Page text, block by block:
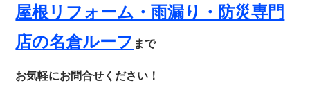
屋根リフォーム・雨漏り・防災専門
店の名倉ルーフ まで
お気軽にお問合せください！